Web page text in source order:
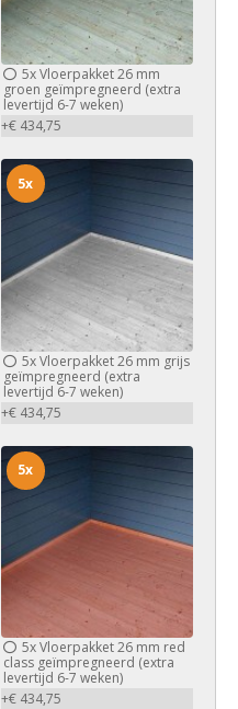
5xVloerpakket 26 mm
groen geïmpregneerd (extra
levertijd 6-7 weken)
+€ 434,75
5xVloerpakket 26 mm grijs
geïmpregneerd (extra
levertijd 6-7 weken)
+€ 434,75
5x
5xVloerpakket 26 mm red
class geïmpregneerd (extra
levertijd 6-7 weken)
+€ 434,75
5x